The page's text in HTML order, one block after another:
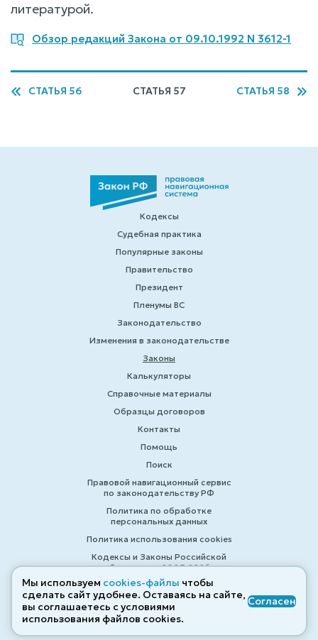
литературой.
Обзор редакций Закона от 09.10.1992 N 3612-1
СТАТЬЯ 56 СТАТЬЯ 57 СТАТЬЯ 58
Кодексы
Судебная практика
Популярные законы
Правительство
Президент
Пленумы ВС
Законодательство
Изменения в законодательстве
Законы
Калькуляторы
Справочные материалы
Образцы договоров
Контакты
Помощь
Поиск
Правовой навигационный сервис
по законодательству РФ
Политика по обработке
персональных данных
Политика использования cookies
Кодексы и Законы Российской
Федерации 2007-2026
© ZAKONRF.INFO
Мы используем cookies-файлы чтобы
сделать сайт удобнее. Оставаясь на сайте,
вы соглашаетесь с условиями
использования файлов cооkies.
Согласен